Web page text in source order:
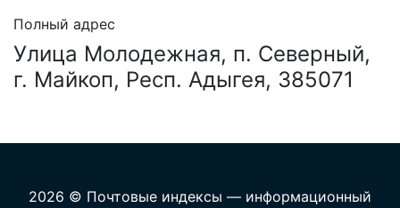
Полный адрес
Улица Молодежная, п. Северный,
г. Майкоп, Респ. Адыгея, 385071
2026 © Почтовые индексы — информационный